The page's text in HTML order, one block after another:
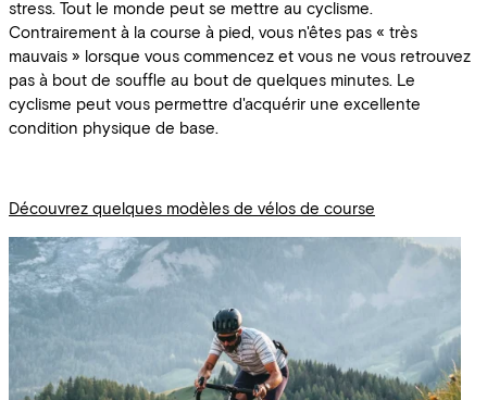
stress. Tout le monde peut se mettre au cyclisme.
Contrairement à la course à pied, vous n'êtes pas « très
mauvais » lorsque vous commencez et vous ne vous retrouvez
pas à bout de souffle au bout de quelques minutes. Le
cyclisme peut vous permettre d'acquérir une excellente
condition physique de base.
Découvrez quelques modèles de vélos de course